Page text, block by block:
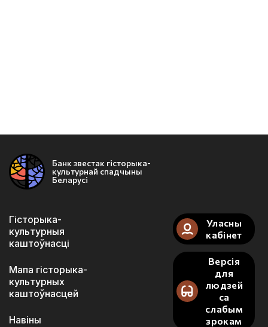
Банк звестак гісторыка-
культурнай спадчыны
Беларусі
Гісторыка-
культурныя
каштоўнасці
Мапа гісторыка-
культурных
каштоўнасцей
Навіны
Уласны
кабінет
Версія
для
людзей
са
слабым
зрокам